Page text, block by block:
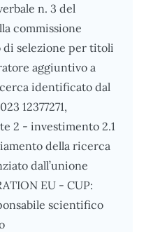
n. 3 del
commissione
di selezione per titoli
aggiuntivo a
identificato dal
12377271,
2 - investimento 2.1
della ricerca
dall’unione
EU - CUP:
scientifico